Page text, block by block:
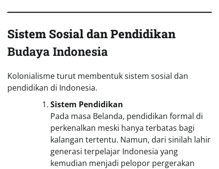
Sistem Sosial dan Pendidikan
Budaya Indonesia
Kolonialisme turut membentuk sistem sosial dan
pendidikan di Indonesia.
Sistem Pendidikan
Pada masa Belanda, pendidikan formal di
perkenalkan meski hanya terbatas bagi
kalangan tertentu. Namun, dari sinilah lahir
generasi terpelajar Indonesia yang
kemudian menjadi pelopor pergerakan